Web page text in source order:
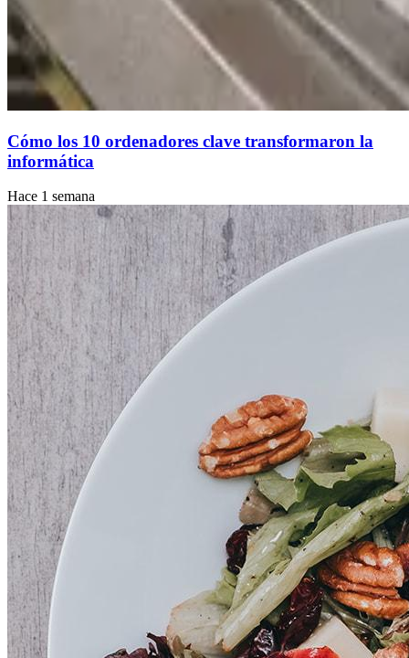
Cómo los 10 ordenadores clave transformaron la
informática
Hace 1 semana